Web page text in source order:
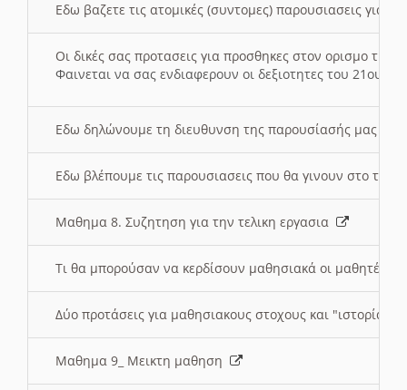
Εδω βαζετε τις ατομικές (συντομες) παρουσιασεις για
Οι δικές σας προτασεις για προσθηκες στον ορισμο
Φαινεται να σας ενδιαφερουν οι δεξιοτητες του 21ου
Εδω δηλώνουμε τη διευθυνση της παρουσίασής μας
Εδω βλέπουμε τις παρουσιασεις που θα γινουν στο
Μαθημα 8. Συζητηση για την τελικη εργασια
Τι θα μπορούσαν να κερδίσουν μαθησιακά οι μαθητές/
Δύο προτάσεις για μαθησιακους στοχους και "ιστορία"
Μαθημα 9_ Μεικτη μαθηση